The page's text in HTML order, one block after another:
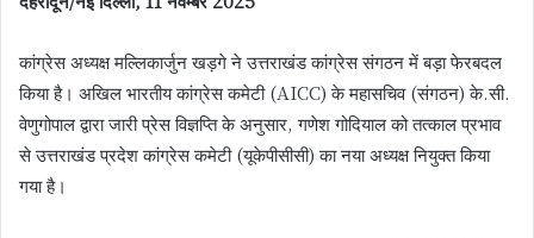
कांग्रेस अध्यक्ष मल्लिकार्जुन खड़गे ने उत्तराखंड कांग्रेस संगठन में बड़ा फेरबदल
किया है। अखिल भारतीय कांग्रेस कमेटी (AICC) के महासचिव (संगठन) के.सी.
वेणुगोपाल द्वारा जारी प्रेस विज्ञप्ति के अनुसार, गणेश गोदियाल को तत्काल प्रभाव
से उत्तराखंड प्रदेश कांग्रेस कमेटी (यूकेपीसीसी) का नया अध्यक्ष नियुक्त किया
गया है।